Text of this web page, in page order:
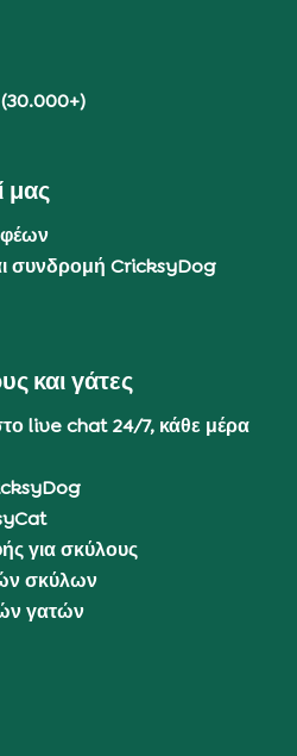
μας
συνδρομή CricksyDog
και γάτες
live chat 24/7, κάθε μέρα
για σκύλους
σκύλων
γατών